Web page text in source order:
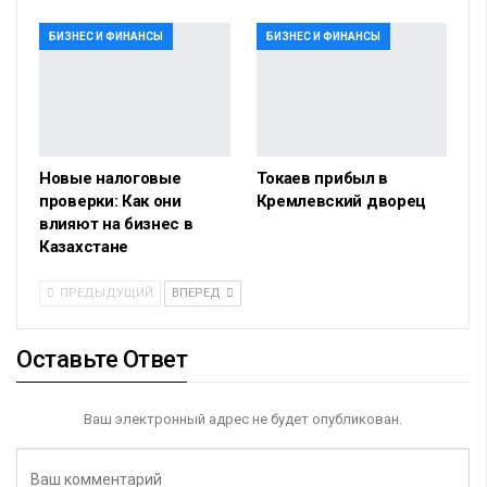
БИЗНЕС И ФИНАНСЫ
Новые налоговые
проверки: Как они
влияют на бизнес в
Казахстане
БИЗНЕС И ФИНАНСЫ
Токаев прибыл в
Кремлевский дворец
ПРЕДЫДУЩИЙ ВПЕРЕД
Оставьте Ответ
Ваш электронный адрес не будет опубликован.